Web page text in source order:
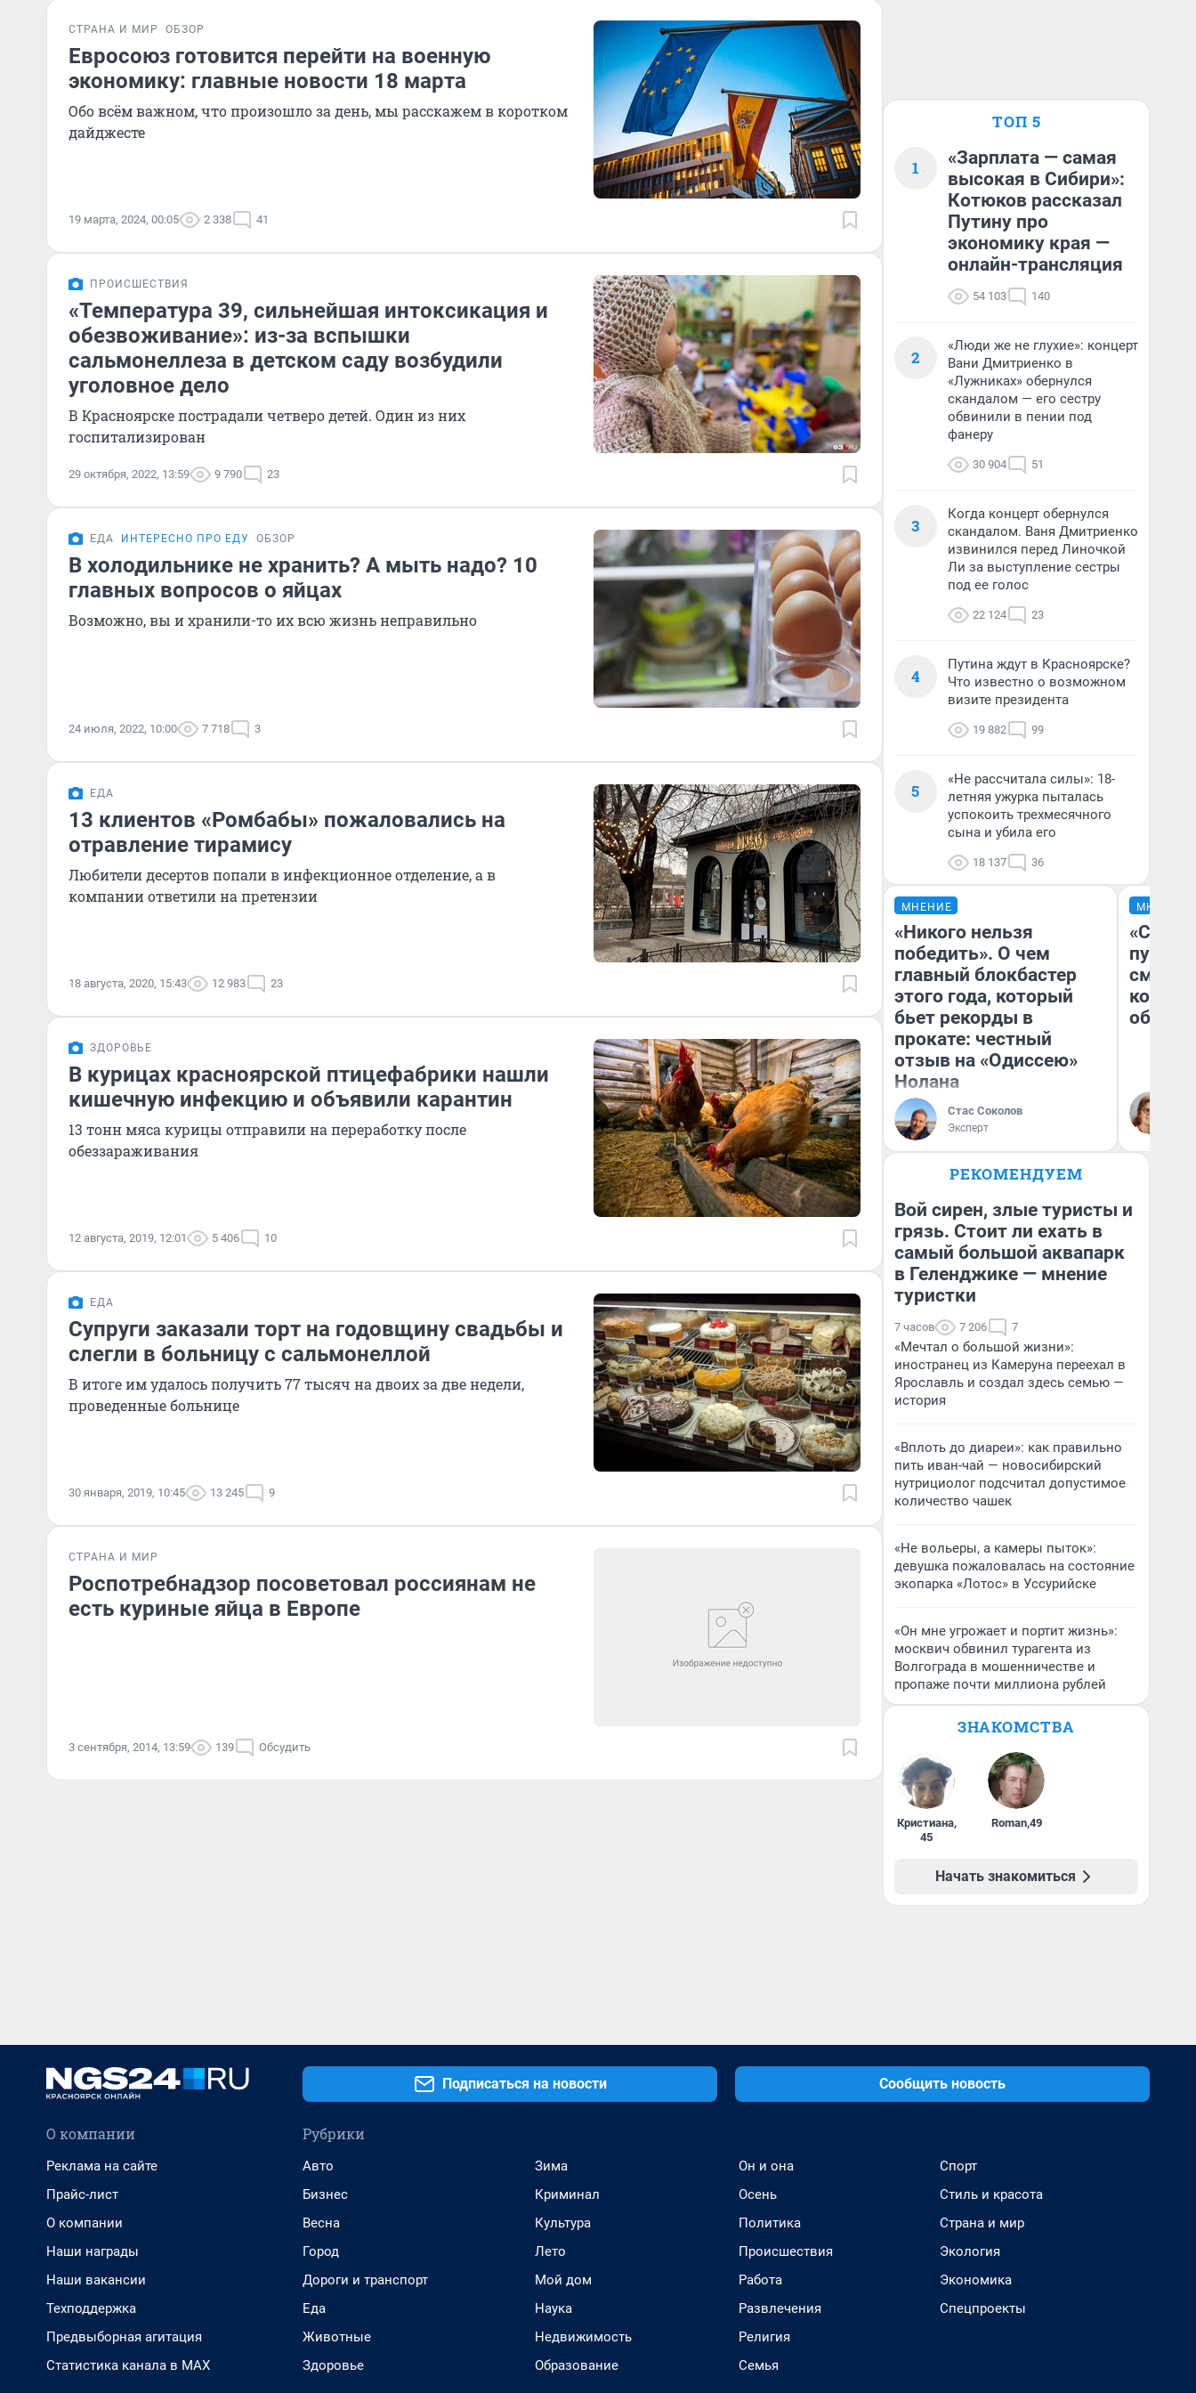
СТРАНА И МИР ОБЗОР
Евросоюз готовится перейти на военную
экономику: главные новости 18 марта
Обо всём важном, что произошло за день, мы расскажем в коротком
дайджесте
19 марта, 2024, 00:05 2 338 41
ПРОИСШЕСТВИЯ
«Температура 39, сильнейшая интоксикация и
обезвоживание»: из-за вспышки
сальмонеллеза в детском саду возбудили
уголовное дело
В Красноярске пострадали четверо детей. Один из них
госпитализирован
29 октября, 2022, 13:59 9 790 23
ЕДА ИНТЕРЕСНО ПРО ЕДУ ОБЗОР
В холодильнике не хранить? А мыть надо? 10
главных вопросов о яйцах
Возможно, вы и хранили-то их всю жизнь неправильно
24 июля, 2022, 10:00 7 718 3
ЕДА
13 клиентов «Ромбабы» пожаловались на
отравление тирамису
Любители десертов попали в инфекционное отделение, а в
компании ответили на претензии
18 августа, 2020, 15:43 12 983 23
ЗДОРОВЬЕ
В курицах красноярской птицефабрики нашли
кишечную инфекцию и объявили карантин
13 тонн мяса курицы отправили на переработку после
обеззараживания
12 августа, 2019, 12:01 5 406 10
ЕДА
Супруги заказали торт на годовщину свадьбы и
слегли в больницу с сальмонеллой
В итоге им удалось получить 77 тысяч на двоих за две недели,
проведенные больнице
30 января, 2019, 10:45 13 245 9
СТРАНА И МИР
Роспотребнадзор посоветовал россиянам не
есть куриные яйца в Европе
3 сентября, 2014, 13:59 139 Обсудить
ТОП 5
1
«Зарплата — самая
высокая в Сибири»:
Котюков рассказал
Путину про
экономику края —
онлайн-трансляция
54 103 140
2
«Люди же не глухие»: концерт
Вани Дмитриенко в
«Лужниках» обернулся
скандалом — его сестру
обвинили в пении под
фанеру
30 904 51
3
Когда концерт обернулся
скандалом. Ваня Дмитриенко
извинился перед Линочкой
Ли за выступление сестры
под ее голос
22 124 23
4
Путина ждут в Красноярске?
Что известно о возможном
визите президента
19 882 99
5
«Не рассчитала силы»: 18-
летняя ужурка пыталась
успокоить трехмесячного
сына и убила его
18 137 36
МНЕНИЕ
«Никого нельзя
победить». О чем
главный блокбастер
этого года, который
бьет рекорды в
прокате: честный
отзыв на «Одиссею»
Нолана
Стас Соколов
Эксперт
МНЕНИЕ
РЕКОМЕНДУЕМ
Вой сирен, злые туристы и
грязь. Стоит ли ехать в
самый большой аквапарк
в Геленджике — мнение
туристки
7 часов 7 206 7
«Мечтал о большой жизни»:
иностранец из Камеруна переехал в
Ярославль и создал здесь семью —
история
«Вплоть до диареи»: как правильно
пить иван-чай — новосибирский
нутрициолог подсчитал допустимое
количество чашек
«Не вольеры, а камеры пыток»:
девушка пожаловалась на состояние
экопарка «Лотос» в Уссурийске
«Он мне угрожает и портит жизнь»:
москвич обвинил турагента из
Волгограда в мошенничестве и
пропаже почти миллиона рублей
ЗНАКОМСТВА
Кристиана,
45
Roman,49
Начать знакомиться
Подписаться на новости Сообщить новость
О компании
Реклама на сайте
Прайс-лист
О компании
Наши награды
Наши вакансии
Техподдержка
Предвыборная агитация
Статистика канала в MAX
Рубрики
Авто
Бизнес
Весна
Город
Дороги и транспорт
Еда
Животные
Здоровье
Зима
Криминал
Культура
Лето
Мой дом
Наука
Недвижимость
Образование
Он и она
Осень
Политика
Происшествия
Работа
Развлечения
Религия
Семья
Спорт
Стиль и красота
Страна и мир
Экология
Экономика
Спецпроекты